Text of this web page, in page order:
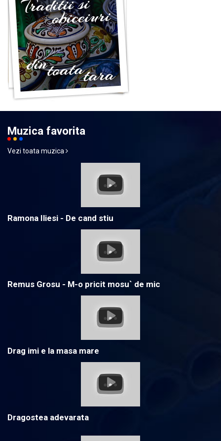
Muzica favorita
Vezi toata muzica
Ramona Iliesi - De cand stiu
Remus Grosu - M-o pricit mosu` de mic
Drag imi e la masa mare
Dragostea adevarata